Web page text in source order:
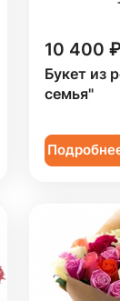
10 400 ₽
Букет из
семья"